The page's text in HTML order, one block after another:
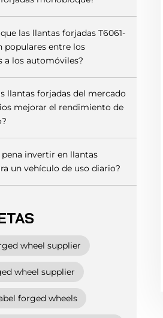
las llantas forjadas T6061-
populares entre los
a los automóviles?
llantas forjadas del mercado
mejorar el rendimiento de
pena invertir en llantas
un vehículo de uso diario?
wheel supplier
wheel supplier
forged wheels